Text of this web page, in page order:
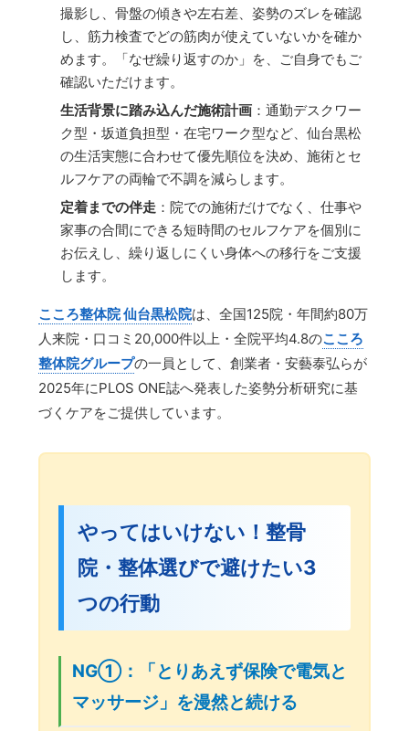
撮影し、骨盤の傾きや左右差、姿勢のズレを確認
し、筋力検査でどの筋肉が使えていないかを確か
めます。「なぜ繰り返すのか」を、ご自身でもご
確認いただけます。
生活背景に踏み込んだ施術計画 ：通勤デスクワー
ク型・坂道負担型・在宅ワーク型など、仙台黒松
の生活実態に合わせて優先順位を決め、施術とセ
ルフケアの両輪で不調を減らします。
定着までの伴走 ：院での施術だけでなく、仕事や
家事の合間にできる短時間のセルフケアを個別に
お伝えし、繰り返しにくい身体への移行をご支援
します。
こころ整体院 仙台黒松院は、全国125院・年間約80万
人来院・口コミ20,000件以上・全院平均4.8のこころ
整体院グループの一員として、創業者・安藝泰弘らが
2025年にPLOS ONE誌へ発表した姿勢分析研究に基
づくケアをご提供しています。
やってはいけない！整骨
院・整体選びで避けたい3
つの行動
NG①：「とりあえず保険で電気と
マッサージ」を漫然と続ける